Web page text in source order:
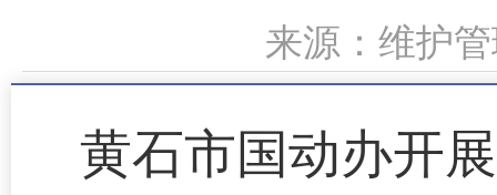
来源：维护
黄石市国动办开展